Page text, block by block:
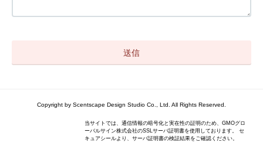
Copyright by Scentscape Design Studio Co., Ltd. All Rights Reserved.
当サイトでは、通信情報の暗号化と実在性の証明のため、GMOグロ
ーバルサイン株式会社のSSLサーバ証明書を使用しております。 セ
キュアシールより、サーバ証明書の検証結果をご確認ください。